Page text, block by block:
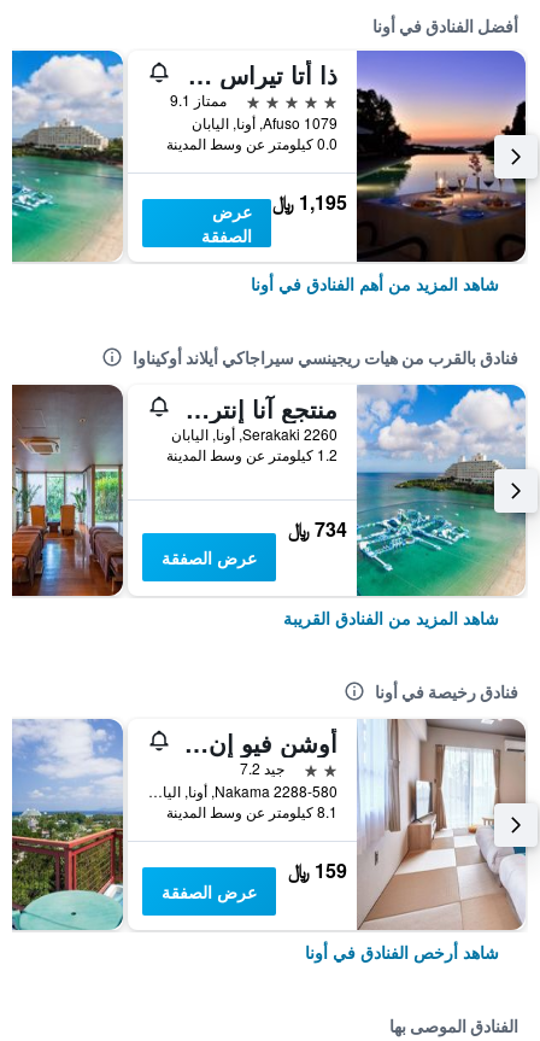
أفضل الفنادق في أونا
ذا أتا تيراس كلوب تاورز
5 نجوم
ممتاز 9.1
1079 Afuso, أونا, اليابان
0.0 كيلومتر عن وسط المدينة
1,195 ﷼
عرض
الصفقة
شاهد المزيد من أهم الفنادق في أونا
فنادق بالقرب من هيات ريجينسي سيراجاكي أيلاند أوكيناوا
منتجع آنا إنتركونتيننتال مانزا بيتش
Serakaki 2260, أونا, اليابان
1.2 كيلومتر عن وسط المدينة
734 ﷼
عرض الصفقة
شاهد المزيد من الفنادق القريبة
فنادق رخيصة في أونا
أوشن فيو إن كيبوجاوكا
2 نجمتين
جيد 7.2
2288-580 Nakama, أونا, اليابان
8.1 كيلومتر عن وسط المدينة
159 ﷼
عرض الصفقة
شاهد أرخص الفنادق في أونا
الفنادق الموصى بها